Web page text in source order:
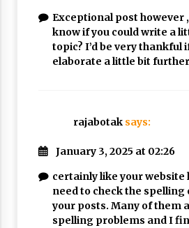
Exceptional post however
know if you could write a
topic? I’d be very thankful
elaborate a little bit
rajabotak says:
January 3, 2025 at 02:26
certainly like your website
need to check the spelling
your posts. Many of them
spelling problems and I